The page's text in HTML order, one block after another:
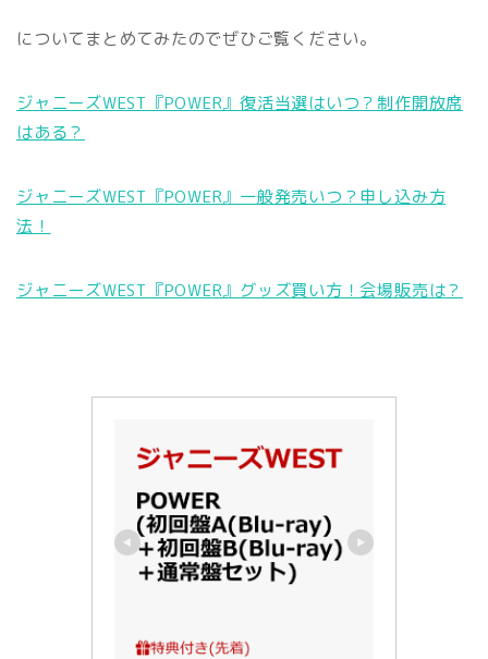
についてまとめてみたのでぜひご覧ください。
ジャニーズWEST『POWER』復活当選はいつ？制作開放席
はある？
ジャニーズWEST『POWER』一般発売いつ？申し込み方
法！
ジャニーズWEST『POWER』グッズ買い方！会場販売は？